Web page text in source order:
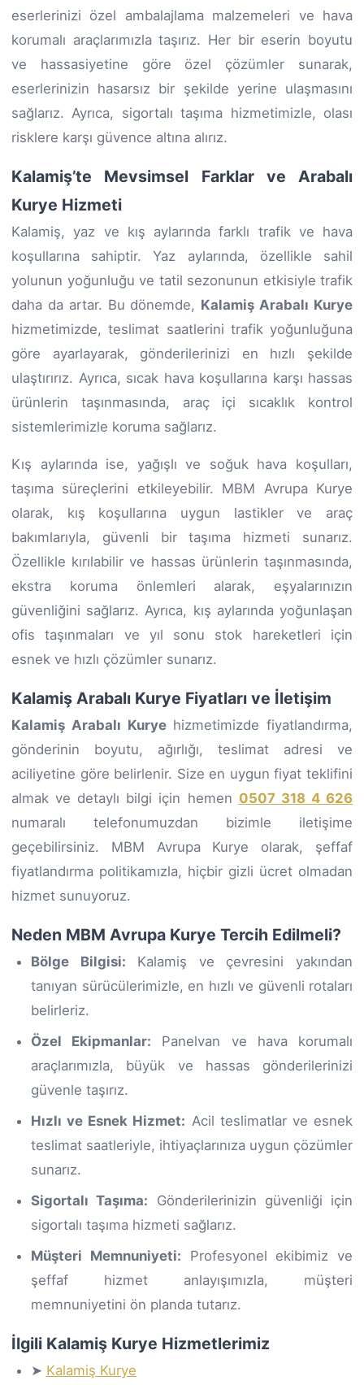
eserlerinizi özel ambalajlama malzemeleri ve hava
korumalı araçlarımızla taşırız. Her bir eserin boyutu
ve hassasiyetine göre özel çözümler sunarak,
eserlerinizin hasarsız bir şekilde yerine ulaşmasını
sağlarız. Ayrıca, sigortalı taşıma hizmetimizle, olası
risklere karşı güvence altına alırız.
Kalamiş’te Mevsimsel Farklar ve Arabalı
Kurye Hizmeti
Kalamiş, yaz ve kış aylarında farklı trafik ve hava
koşullarına sahiptir. Yaz aylarında, özellikle sahil
yolunun yoğunluğu ve tatil sezonunun etkisiyle trafik
daha da artar. Bu dönemde, Kalamiş Arabalı Kurye
hizmetimizde, teslimat saatlerini trafik yoğunluğuna
göre ayarlayarak, gönderilerinizi en hızlı şekilde
ulaştırırız. Ayrıca, sıcak hava koşullarına karşı hassas
ürünlerin taşınmasında, araç içi sıcaklık kontrol
sistemlerimizle koruma sağlarız.
Kış aylarında ise, yağışlı ve soğuk hava koşulları,
taşıma süreçlerini etkileyebilir. MBM Avrupa Kurye
olarak, kış koşullarına uygun lastikler ve araç
bakımlarıyla, güvenli bir taşıma hizmeti sunarız.
Özellikle kırılabilir ve hassas ürünlerin taşınmasında,
ekstra koruma önlemleri alarak, eşyalarınızın
güvenliğini sağlarız. Ayrıca, kış aylarında yoğunlaşan
ofis taşınmaları ve yıl sonu stok hareketleri için
esnek ve hızlı çözümler sunarız.
Kalamiş Arabalı Kurye Fiyatları ve İletişim
Kalamiş Arabalı Kuryehizmetimizde fiyatlandırma,
gönderinin boyutu, ağırlığı, teslimat adresi ve
aciliyetine göre belirlenir. Size en uygun fiyat teklifini
almak ve detaylı bilgi için hemen 0507 318 4 626
numaralı telefonumuzdan bizimle iletişime
geçebilirsiniz. MBM Avrupa Kurye olarak, şeffaf
fiyatlandırma politikamızla, hiçbir gizli ücret olmadan
hizmet sunuyoruz.
Neden MBM Avrupa Kurye Tercih Edilmeli?
Bölge Bilgisi: Kalamiş ve çevresini yakından
tanıyan sürücülerimizle, en hızlı ve güvenli rotaları
belirleriz.
Özel Ekipmanlar: Panelvan ve hava korumalı
araçlarımızla, büyük ve hassas gönderilerinizi
güvenle taşırız.
Hızlı ve Esnek Hizmet: Acil teslimatlar ve esnek
teslimat saatleriyle, ihtiyaçlarınıza uygun çözümler
sunarız.
Sigortalı Taşıma: Gönderilerinizin güvenliği için
sigortalı taşıma hizmeti sağlarız.
Müşteri Memnuniyeti: Profesyonel ekibimiz ve
şeffaf hizmet anlayışımızla, müşteri
memnuniyetini ön planda tutarız.
İlgili Kalamiş Kurye Hizmetlerimiz
➤ Kalamiş Kurye